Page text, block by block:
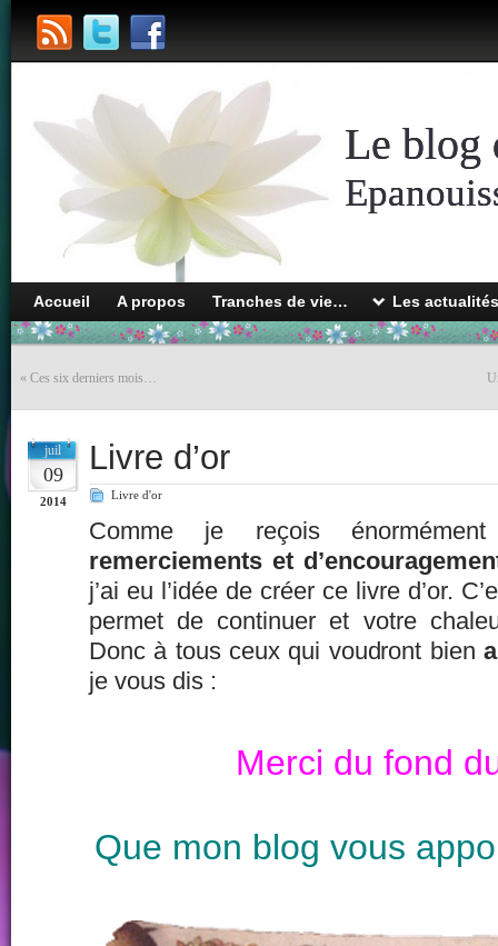
Le blog
Accueil A propos Tranches de vie… Les
« Ces six derniers mois…
juil
09
2014
Livre d’or
Livre d'or
Comme je reçois
remerciements et
j’ai eu l’idée de créer ce livre d’or.
permet de continuer et votre
Donc à tous ceux qui voudront bien
je vous dis :
Merci du fond
Que mon blog vous